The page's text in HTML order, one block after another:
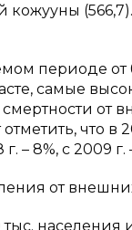
периоде
самые
смертности
отметить, что
– 8%, с 2009 г.
от
тыс.